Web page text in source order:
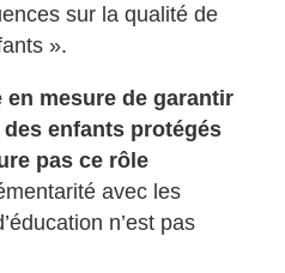
sur la qualité de
».
en mesure de garantir
enfants protégés
pas ce rôle
avec les
n’est pas